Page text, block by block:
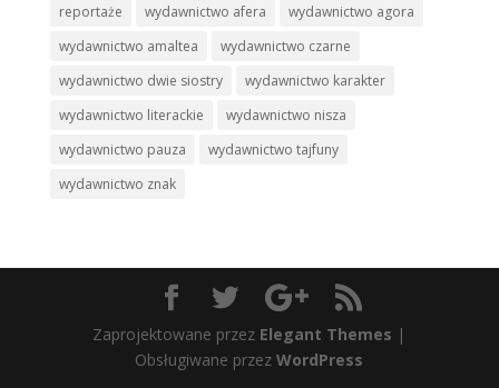
reportaże
wydawnictwo afera
wydawnictwo agora
wydawnictwo amaltea
wydawnictwo czarne
wydawnictwo dwie siostry
wydawnictwo karakter
wydawnictwo literackie
wydawnictwo nisza
wydawnictwo pauza
wydawnictwo tajfuny
wydawnictwo znak
Zaprojektowane przez Elegant Themes |
Obsługiwane przezWordPress